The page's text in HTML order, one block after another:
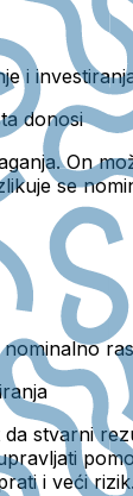
i
donosi
On
se
nominalno
stvarni
i veći rizik.